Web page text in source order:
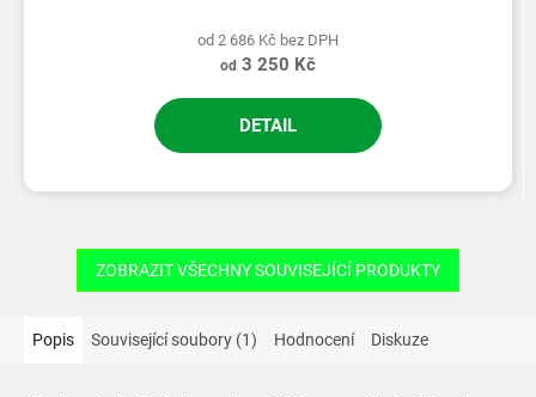
od 2 686 Kč bez DPH
od 3 250 Kč
DETAIL
ZOBRAZIT VŠECHNY SOUVISEJÍCÍ PRODUKTY
Popis Související soubory (1) Hodnocení Diskuze